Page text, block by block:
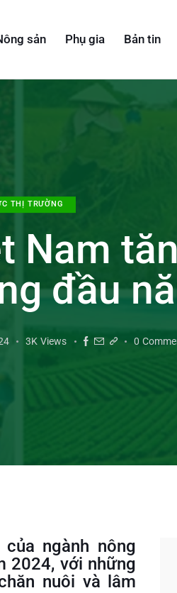
sản Phụ gia Bản tin
THỊ TRƯỜNG
Nam
đầu
3K Views 0
ngành nông
2024, với những
nuôi và lâm